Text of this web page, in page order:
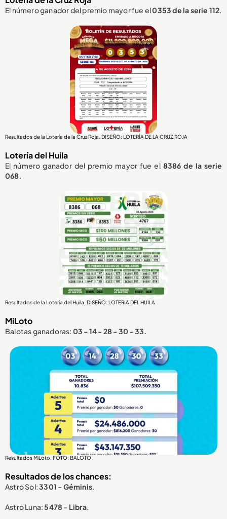
El número ganador del premio mayor fue el0353de la serie 112.
Resultados de la Lotería de la Cruz Roja. DISEÑO: LOTERÍA DE LA CRUZ ROJA
Lotería del Huila
El número ganador del premio mayor fue el 8386 de la serie
068.
Resultados de la Lotería del Huila. DISEÑO: LOTERIA DEL HUILA
MiLoto
Balotas ganadoras: 03 - 14 - 28 - 30 - 33.
Resultados MiLoto. FOTO: BALOTO
Resultados de los chances:
Astro Sol:3301 - Géminis.
Astro Luna:5478 - Libra.